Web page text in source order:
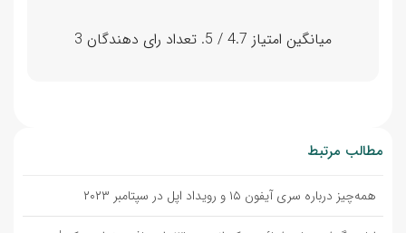
میانگین امتیاز 4.7 / 5. تعداد رای دهندگان 3
مطالب مرتبط
همه‌چیز درباره سری آیفون ۱۵ و رویداد اپل در سپتامبر ۲۰۲۳